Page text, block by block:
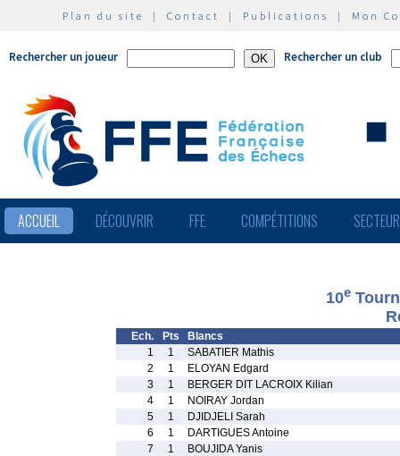
Plan du site | Contact | Publications | Mon
Rechercher un joueur Rechercher un club
ACCUEIL DÉCOUVRIR FFE COMPÉTITIONS
10e
Ech. Pts
Blancs
1
1
SABATIER Mathis
2
1
ELOYAN Edgard
3
1
BERGER DIT LACROIX Kilian
4
1
NOIRAY Jordan
5
1
DJIDJELI Sarah
6
1
DARTIGUES Antoine
7
1
BOUJIDA Yanis